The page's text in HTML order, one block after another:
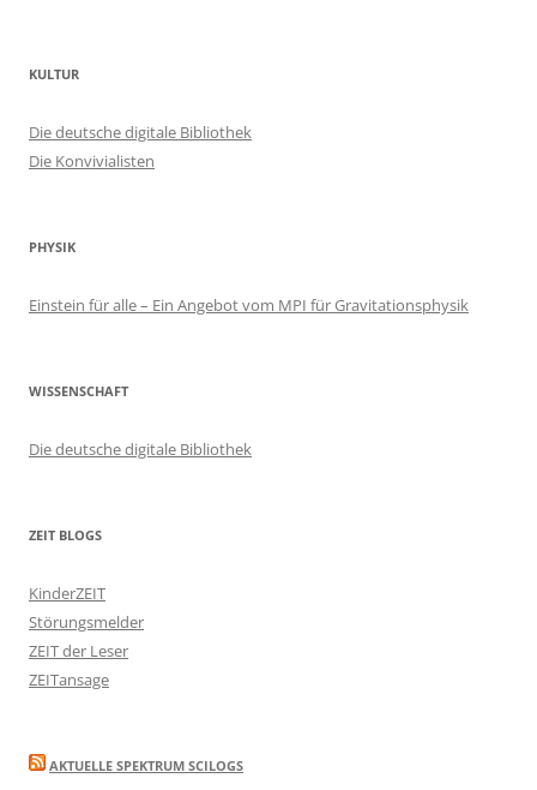
KULTUR
Die deutsche digitale Bibliothek
Die Konvivialisten
PHYSIK
Einstein für alle – Ein Angebot vom MPI für Gravitationsphysik
WISSENSCHAFT
Die deutsche digitale Bibliothek
ZEIT BLOGS
KinderZEIT
Störungsmelder
ZEIT der Leser
ZEITansage
AKTUELLE SPEKTRUM SCILOGS